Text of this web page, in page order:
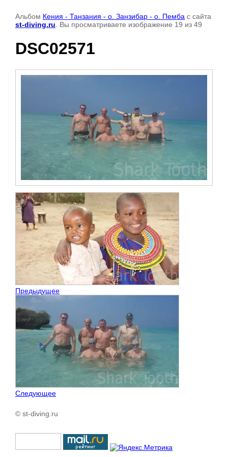
Альбом Кения - Танзания - о. Занзибар - о. Пемба с сайта
st-diving.ru . Вы просматриваете изображение 19 из 49
DSC02571
Предыдущее
Следующее
© st-diving.ru